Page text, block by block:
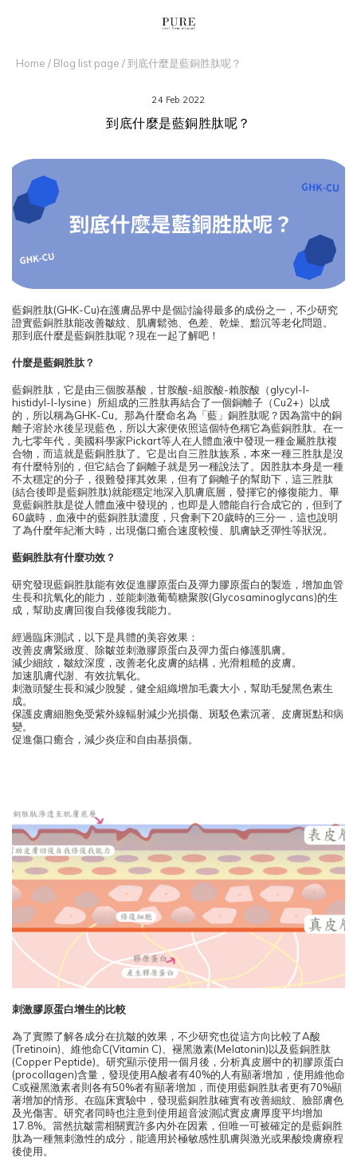
Home / Blog list page /到底什麼是藍銅胜肽呢？
24 Feb 2022
到底什麼是藍銅胜肽呢？
藍銅胜肽(GHK-Cu)在護膚品界中是個討論得最多的成份之一，不少研究
證實藍銅胜肽能改善皺紋、肌膚鬆弛、色差、乾燥、黯沉等老化問題。
那到底什麼是藍銅胜肽呢？現在一起了解吧！
什麼是藍銅胜肽？
藍銅胜肽，它是由三個胺基酸，甘胺酸-組胺酸-賴胺酸（glycyl-l-
histidyl-l-lysine）所組成的三胜肽再結合了一個銅離子（Cu2+）以成
的，所以稱為GHK-Cu。那為什麼命名為「藍」銅胜肽呢？因為當中的銅
離子溶於水後呈現藍色，所以大家便依照這個特色稱它為藍銅胜肽。在⼀
九七零年代，美國科學家Pickart等人在⼈體⾎液中發現一種金屬胜肽複
合物，而這就是藍銅胜肽了。它是出自三胜肽族系，本來一種三胜肽是沒
有什麼特別的，但它結合了銅離子就是另一種說法了。因胜肽本身是一種
不太穩定的分子，很難發揮其效果，但有了銅離子的幫助下，這三胜肽
(結合後即是藍銅胜肽)就能穩定地深入肌膚底層，發揮它的修復能力。畢
竟藍銅胜肽是從人體血液中發現的，也即是人體能自行合成它的，但到了
60歲時，血液中的藍銅胜肽濃度，只會剩下20歲時的三分一，這也說明
了為什麼年紀漸大時，出現傷口癒合速度較慢、肌膚缺乏彈性等狀況。
藍銅胜肽有什麼功效？
研究發現藍銅胜肽能有效促進膠原蛋白及彈力膠原蛋白的製造，增加血管
生長和抗氧化的能力，並能刺激葡萄糖聚胺(Glycosaminoglycans)的生
成，幫助皮膚回復自我修復我能力。
經過臨床測試，以下是具體的美容效果：
改善皮膚緊緻度、除皺並刺激膠原蛋白及彈力蛋白修護肌膚。
減少細紋，皺紋深度，改善老化皮膚的結構，光滑粗糙的皮膚。
加速肌膚代謝、有效抗氧化。
刺激頭髮生長和減少脫髮，健全組織增加毛囊大小，幫助毛髮黑色素生
成。
保護皮膚細胞免受紫外線輻射減少光損傷、斑駁色素沉著、皮膚斑點和病
變。
促進傷口癒合，減少炎症和自由基損傷。
刺激膠原蛋白增生的比較
為了實際了解各成分在抗皺的效果，不少研究也從這方向比較了A酸
(Tretinoin)、維他命C(Vitamin C)、褪黑激素(Melatonin)以及藍銅胜肽
(Copper Peptide)。研究顯示使⽤⼀個⽉後，分析真⽪層中的初膠原蛋⽩
(procollagen)含量，發現使⽤A酸者有40%的⼈有顯著增加，使⽤維他命
C或褪⿊激素者則各有50%者有顯著增加，⽽使⽤藍銅胜肽者更有70%顯
著增加的情形。在臨床實驗中，發現藍銅胜肽確實有改善細紋、臉部膚色
及光傷害。研究者同時也注意到使用超音波測試實皮膚厚度平均增加
17.8%。當然抗皺需相關實許多內外在因素，但唯一可被確定的是藍銅胜
肽為一種無刺激性的成分，能適用於極敏感性肌膚與激光或果酸煥膚療程
後使用。